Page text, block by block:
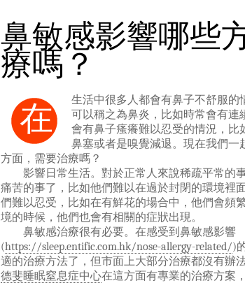
鼻敏感影響哪些
療嗎？
在
生活中很多人都會有鼻子不舒服的
可以稱之為鼻炎，比如時常會有連
會有鼻子瘙癢難以忍受的情況，比
鼻塞或者是嗅覺減退。現在我們一
方面，需要治療嗎？
影響日常生活。對於正常人來說稀疏平常的
痛苦的事了，比如他們難以在過於封閉的環境裡
們難以忍受，比如在有鮮花的場合中，他們會頻
境的時候，他們也會有相關的症狀出現。
鼻敏感治療很有必要。在感受到鼻敏感影響
(https://sleep.entific.com.hk/nose-allergy-related/)
適的治療方法了，但市面上大部分治療都沒有辦
德斐睡眠窒息症中心在這方面有專業的治療方案